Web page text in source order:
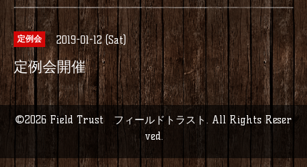
定例会 2019-01-12 (Sat)
定例会開催
©2026 Field Trust フィールドトラスト. All Rights Reser
ved.